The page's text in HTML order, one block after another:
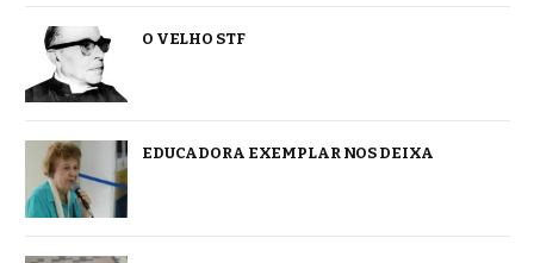
O VELHO STF
EDUCADORA EXEMPLAR NOS DEIXA